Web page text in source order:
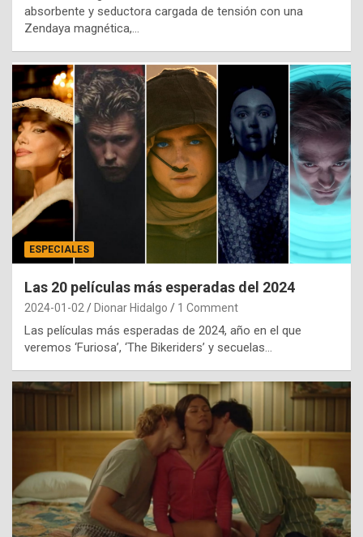
absorbente y seductora cargada de tensión con una
Zendaya magnética,…
ESPECIALES
Las 20 películas más esperadas del 2024
2024-01-02 Dionar Hidalgo 1 Comment
Las películas más esperadas de 2024, año en el que
veremos ‘Furiosa’, ‘The Bikeriders’ y secuelas…